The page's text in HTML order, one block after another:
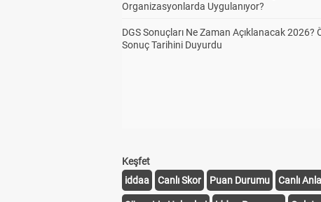
Organizasyonlarda Uygulanıyor?
DGS Sonuçları Ne Zaman Açıklanacak 2026?
Sonuç Tarihini Duyurdu
Keşfet
iddaa
Canlı Skor Puan Durumu Canlı